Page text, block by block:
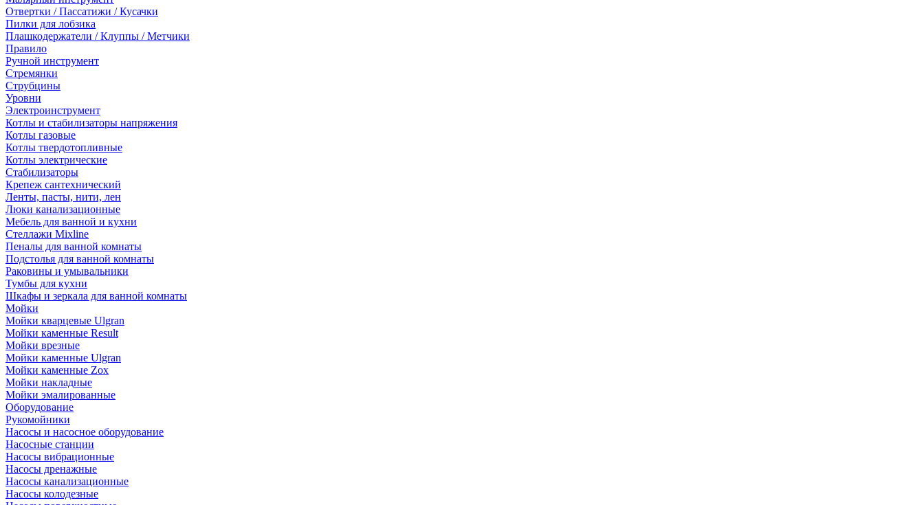
Отвертки / Пассатижи / Кусачки
Пилки для лобзика
Плашкодержатели / Клуппы / Метчики
Правило
Ручной инструмент
Стремянки
Струбцины
Уровни
Электроинструмент
Котлы и стабилизаторы напряжения
Котлы газовые
Котлы твердотопливные
Котлы электрические
Стабилизаторы
Крепеж сантехнический
Ленты, пасты, нити, лен
Люки канализационные
Мебель для ванной и кухни
Стеллажи Mixline
Пеналы для ванной комнаты
Подстолья для ванной комнаты
Раковины и умывальники
Тумбы для кухни
Шкафы и зеркала для ванной комнаты
Мойки
Мойки кварцевые Ulgran
Мойки каменные Result
Мойки врезные
Мойки каменные Ulgran
Мойки каменные Zox
Мойки накладные
Мойки эмалированные
Оборудование
Рукомойники
Насосы и насосное оборудование
Насосные станции
Насосы вибрационные
Насосы дренажные
Насосы канализационные
Насосы колодезные